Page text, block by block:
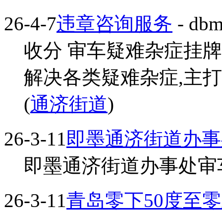
26-4-7违章咨询服务 -
收分 审车疑难杂症挂
解决各类疑难杂症,主
(通济街道)
26-3-11即墨通济街道办
即墨通济街道办事处
26-3-11青岛零下50度至